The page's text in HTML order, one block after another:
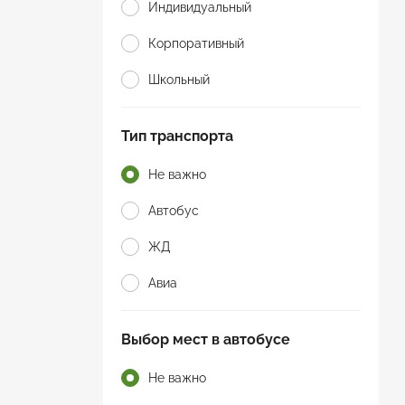
Индивидуальный
Корпоративный
Школьный
Тип транспорта
Не важно
Автобус
ЖД
Авиа
Выбор мест в автобусе
Не важно